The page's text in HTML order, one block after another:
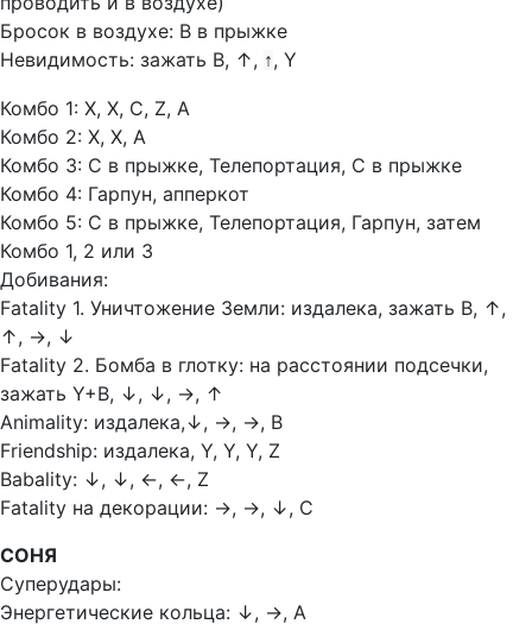
Бросок в воздухе: В в прыжке
Невидимость: зажать В, ↑, ↑, Y
Комбо 1: Х, Х, С, Z, А
Комбо 2: Х, Х, А
Комбо 3: С в прыжке, Телепортация, С в прыжке
Комбо 4: Гарпун, апперкот
Комбо 5: С в прыжке, Телепортация, Гарпун, затем
Комбо 1, 2 или 3
Добивания:
Fatality 1. Уничтожение Земли: издалека, зажать В, ↑,
↑, →, ↓
Fatality 2. Бомба в глотку: на расстоянии подсечки,
зажать Y+В, ↓, ↓, →, ↑
Animality: издалека,↓, →, →, В
Friendship: издалека, Y, Y, Y, Z
Babality: ↓, ↓, ←, ←, Z
Fatality на декорации: →, →, ↓, С
СОНЯ
Суперудары:
Энергетические кольца: ↓, →, А